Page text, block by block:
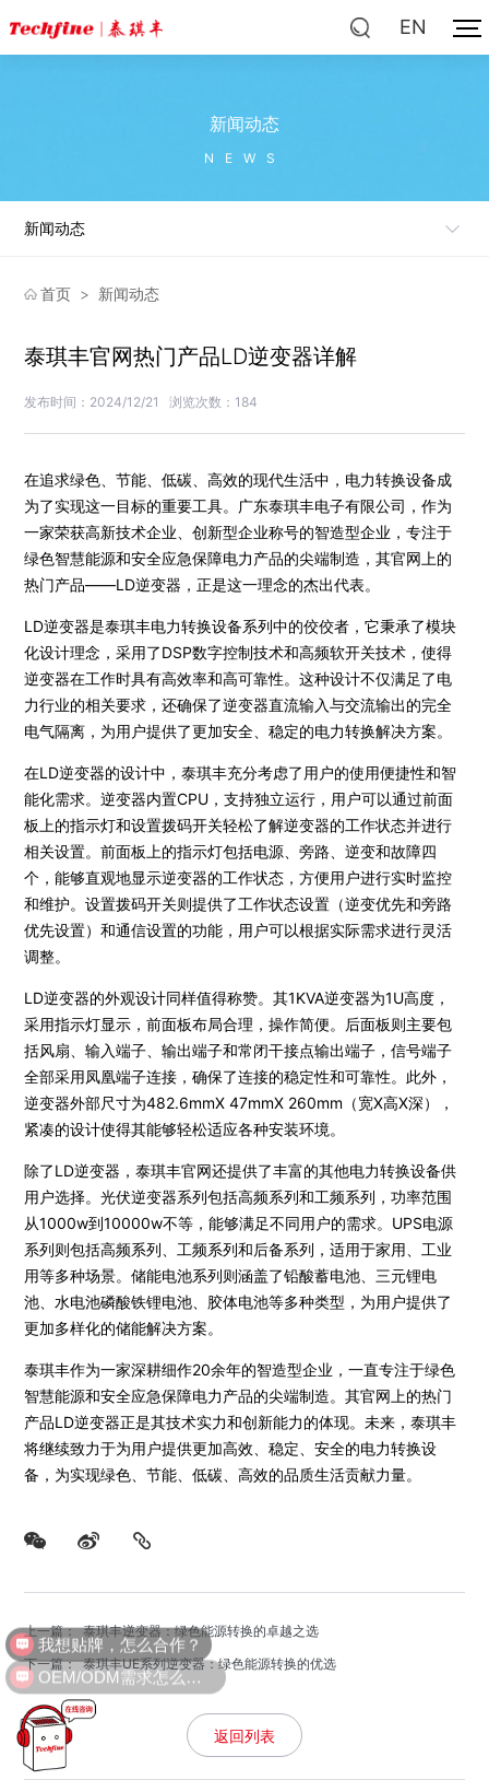
EN
新闻动态
NEWS
新闻动态
首页 > 新闻动态
泰琪丰官网热门产品LD逆变器详解
发布时间：2024/12/21 浏览次数：184
在追求绿色、节能、低碳、高效的现代生活中，电力转换设备成
为了实现这一目标的重要工具。广东泰琪丰电子有限公司，作为
一家荣获高新技术企业、创新型企业称号的智造型企业，专注于
绿色智慧能源和安全应急保障电力产品的尖端制造，其官网上的
热门产品——LD逆变器，正是这一理念的杰出代表。
LD逆变器是泰琪丰电力转换设备系列中的佼佼者，它秉承了模块
化设计理念，采用了DSP数字控制技术和高频软开关技术，使得
逆变器在工作时具有高效率和高可靠性。这种设计不仅满足了电
力行业的相关要求，还确保了逆变器直流输入与交流输出的完全
电气隔离，为用户提供了更加安全、稳定的电力转换解决方案。
在LD逆变器的设计中，泰琪丰充分考虑了用户的使用便捷性和智
能化需求。逆变器内置CPU，支持独立运行，用户可以通过前面
板上的指示灯和设置拨码开关轻松了解逆变器的工作状态并进行
相关设置。前面板上的指示灯包括电源、旁路、逆变和故障四
个，能够直观地显示逆变器的工作状态，方便用户进行实时监控
和维护。设置拨码开关则提供了工作状态设置（逆变优先和旁路
优先设置）和通信设置的功能，用户可以根据实际需求进行灵活
调整。
LD逆变器的外观设计同样值得称赞。其1KVA逆变器为1U高度，
采用指示灯显示，前面板布局合理，操作简便。后面板则主要包
括风扇、输入端子、输出端子和常闭干接点输出端子，信号端子
全部采用凤凰端子连接，确保了连接的稳定性和可靠性。此外，
逆变器外部尺寸为482.6mmX 47mmX 260mm（宽X高X深），
紧凑的设计使得其能够轻松适应各种安装环境。
除了LD逆变器，泰琪丰官网还提供了丰富的其他电力转换设备供
用户选择。光伏逆变器系列包括高频系列和工频系列，功率范围
从1000w到10000w不等，能够满足不同用户的需求。UPS电源
系列则包括高频系列、工频系列和后备系列，适用于家用、工业
用等多种场景。储能电池系列则涵盖了铅酸蓄电池、三元锂电
池、水电池磷酸铁锂电池、胶体电池等多种类型，为用户提供了
更加多样化的储能解决方案。
泰琪丰作为一家深耕细作20余年的智造型企业，一直专注于绿色
智慧能源和安全应急保障电力产品的尖端制造。其官网上的热门
产品LD逆变器正是其技术实力和创新能力的体现。未来，泰琪丰
将继续致力于为用户提供更加高效、稳定、安全的电力转换设
备，为实现绿色、节能、低碳、高效的品质生活贡献力量。
上一篇： 泰琪丰逆变器：绿色能源转换的卓越之选
下一篇： 泰琪丰UE系列逆变器：绿色能源转换的优选
返回列表
我想贴牌，怎么合作？
OEM/ODM需求怎么沟通？